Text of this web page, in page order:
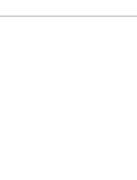
리는 촬영 팁